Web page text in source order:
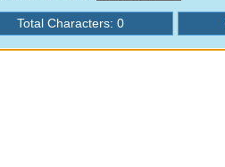
Total Characters:0